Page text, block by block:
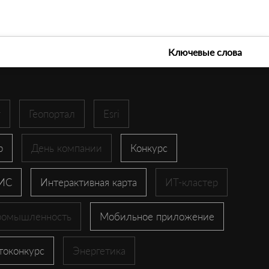
Ключевые слова
Геопортал Esri
День компании Конкурс
Интерактивная карта ИТ-кластер
Мобильное приложение
Энергетика